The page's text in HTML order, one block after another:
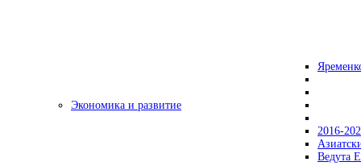
Экономика и развитие
2016-
Ведута